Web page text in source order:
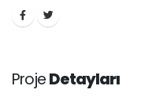
ProjeDetayları